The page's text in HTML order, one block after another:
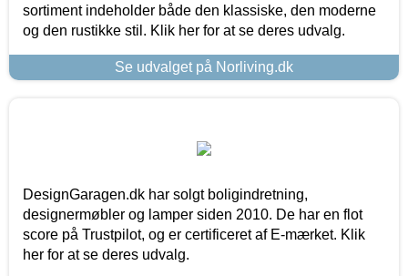
sortiment indeholder både den klassiske, den moderne
og den rustikke stil. Klik her for at se deres udvalg.
Se udvalget på Norliving.dk
DesignGaragen.dk har solgt boligindretning,
designermøbler og lamper siden 2010. De har en flot
score på Trustpilot, og er certificeret af E-mærket. Klik
her for at se deres udvalg.